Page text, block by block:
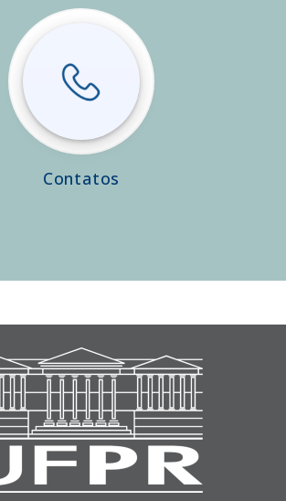
Contatos